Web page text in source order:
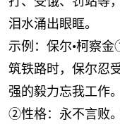
泪水涌出眼眶。
示例：保尔•柯察
筑铁路时，保尔忍
强的毅力忘我工作。
②性格：永不言败